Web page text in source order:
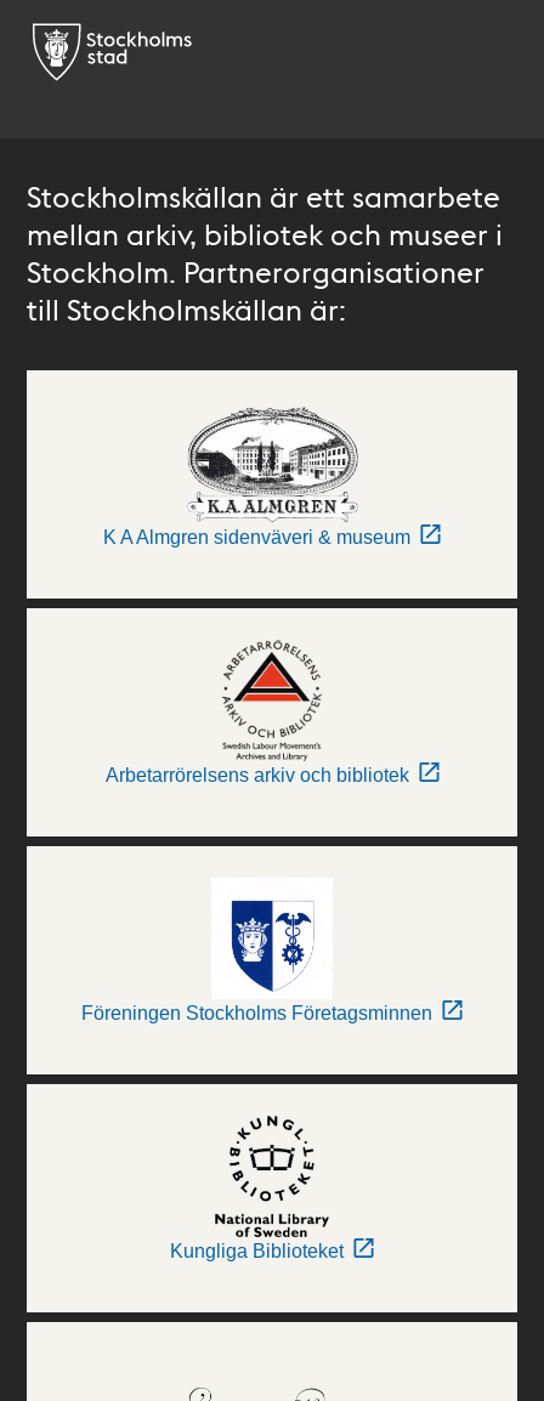
Stockholmskällan är ett samarbete
mellan arkiv, bibliotek och museer i
Stockholm. Partnerorganisationer
till Stockholmskällan är:
K A Almgren sidenväveri & museum
Arbetarrörelsens arkiv och bibliotek
Föreningen Stockholms Företagsminnen
Kungliga Biblioteket